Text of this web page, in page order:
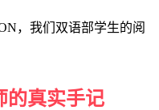
，我们双语部学生的阅
的真实手记